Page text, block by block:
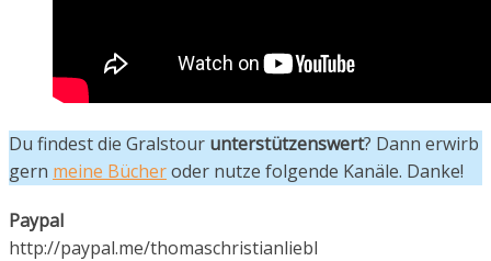
Du findest die Gralstour unterstützenswert? Dann erwirb
gern meine Bücheroder nutze folgende Kanäle. Danke!
Paypal
http://paypal.me/thomaschristianliebl